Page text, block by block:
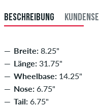
BESCHREIBUNG
Breite: 8.25"
Länge: 31.75"
Wheelbase: 14.25"
Nose: 6.75"
Tail: 6.75"